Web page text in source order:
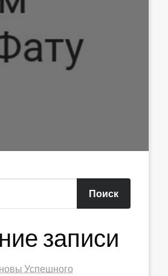
Поиск
записи
Успешного